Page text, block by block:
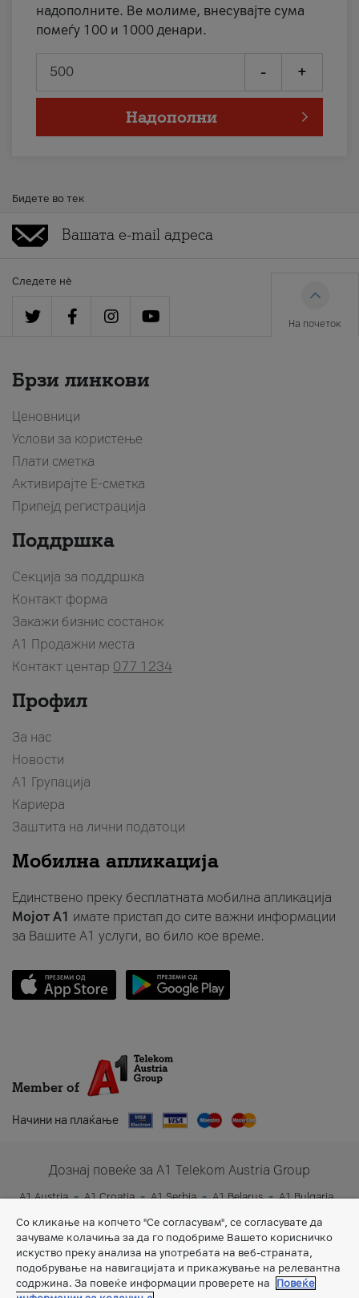
надополните. Ве молиме, внесувајте сума
помеѓу 100 и 1000 денари.
- +
Надополни
Бидете во тек
Следете нè
На почеток
Брзи линкови
Ценовници
Услови за користење
Плати сметка
Активирајте Е-сметка
Припејд регистрација
Поддршка
Секција за поддршка
Контакт форма
Закажи бизнис состанок
A1 Продажни места
Контакт центар 077 1234
Профил
За нас
Новости
А1 Групација
Кариера
Заштита на лични податоци
Мобилна апликација
Единствено преку бесплатната мобилна апликација
Мојот A1 имате пристап до сите важни информации
за Вашите A1 услуги, во било кое време.
Member of
Начини на плаќање
Дознај повеќе за A1 Telekom Austria Group
A1 Austria A1 Croatia A1 Serbia A1 Belarus
A1 Bulgaria
Со кликање на копчето "Се согласувам", се согласувате да
зачуваме колачиња за да го подобриме Вашето корисничко
искуство преку анализа на употребата на веб-страната,
подобрување на навигацијата и прикажување на релевантна
содржина. За повеќе информации проверете на
Повеќе